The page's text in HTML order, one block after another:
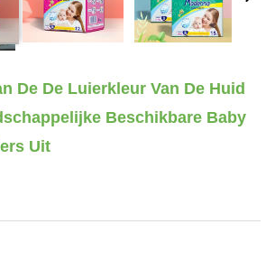
De De Luierkleur Van De Huid
Beschikbare Baby
Uit